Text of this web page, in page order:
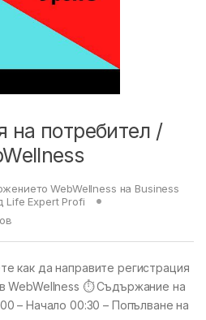
на потребител /
WebWellness на Business
Life Expert Profi
как да направите регистрация
WebWellness ⏱ Съдържание на
– Начало 00:30 – Попълване на